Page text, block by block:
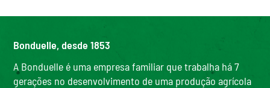
Bonduelle, desde 1853
A Bonduelle é uma empresa familiar que trabalha há 7
gerações no desenvolvimento de uma produção agrícola